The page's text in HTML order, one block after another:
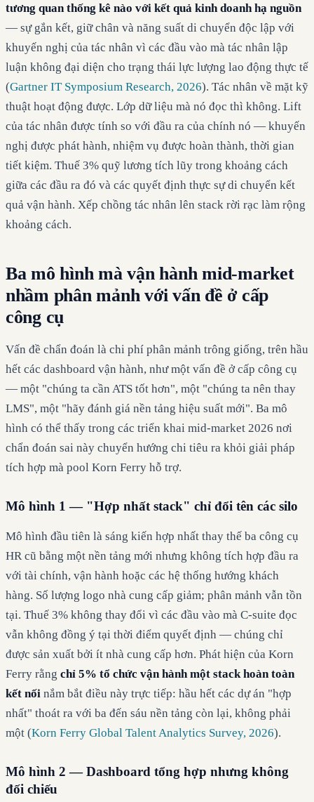
tương quan thống kê nào với kết quả kinh doanh hạ nguồn
— sự gắn kết, giữ chân và năng suất di chuyển độc lập với
khuyến nghị của tác nhân vì các đầu vào mà tác nhân lập
luận không đại diện cho trạng thái lực lượng lao động thực tế
(Gartner IT Symposium Research, 2026). Tác nhân về mặt kỹ
thuật hoạt động được. Lớp dữ liệu mà nó đọc thì không. Lift
của tác nhân được tính so với đầu ra của chính nó — khuyến
nghị được phát hành, nhiệm vụ được hoàn thành, thời gian
tiết kiệm. Thuế 3% quỹ lương tích lũy trong khoảng cách
giữa các đầu ra đó và các quyết định thực sự di chuyển kết
quả vận hành. Xếp chồng tác nhân lên stack rời rạc làm rộng
khoảng cách.
Ba mô hình mà vận hành mid-market
nhầm phân mảnh với vấn đề ở cấp
công cụ
Vấn đề chẩn đoán là chi phí phân mảnh trông giống, trên hầu
hết các dashboard vận hành, như một vấn đề ở cấp công cụ
— một "chúng ta cần ATS tốt hơn", một "chúng ta nên thay
LMS", một "hãy đánh giá nền tảng hiệu suất mới". Ba mô
hình có thể thấy trong các triển khai mid-market 2026 nơi
chẩn đoán sai này chuyển hướng chi tiêu ra khỏi giải pháp
tích hợp mà pool Korn Ferry hỗ trợ.
Mô hình 1 — "Hợp nhất stack" chỉ đổi tên các silo
Mô hình đầu tiên là sáng kiến hợp nhất thay thế ba công cụ
HR cũ bằng một nền tảng mới nhưng không tích hợp đầu ra
với tài chính, vận hành hoặc các hệ thống hướng khách
hàng. Số lượng logo nhà cung cấp giảm; phân mảnh vẫn tồn
tại. Thuế 3% không thay đổi vì các đầu vào mà C-suite đọc
vẫn không đồng ý tại thời điểm quyết định — chúng chỉ
được sản xuất bởi ít nhà cung cấp hơn. Phát hiện của Korn
Ferry rằng chỉ 5% tổ chức vận hành một stack hoàn toàn
kết nối nắm bắt điều này trực tiếp: hầu hết các dự án "hợp
nhất" thoát ra với ba đến sáu nền tảng còn lại, không phải
một (Korn Ferry Global Talent Analytics Survey, 2026).
Mô hình 2 — Dashboard tổng hợp nhưng không
đối chiếu